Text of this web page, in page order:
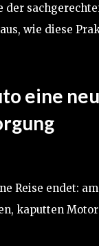
der
wie diese
eine
Reise endet: am
kaputten